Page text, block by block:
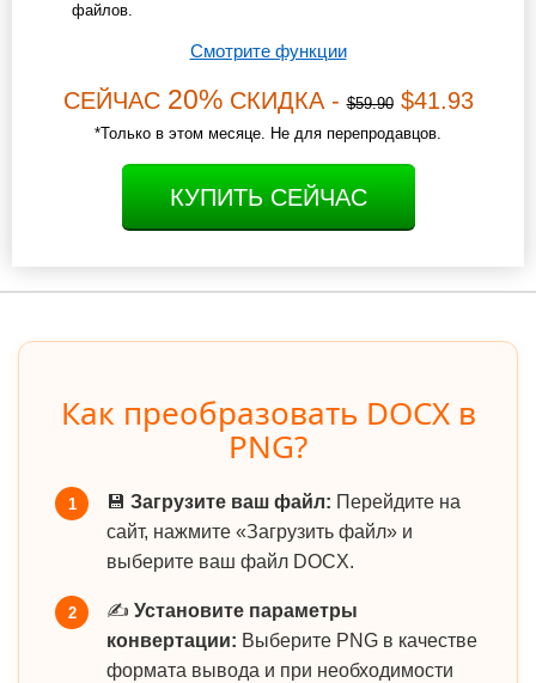
файлов.
Смотрите функции
СЕЙЧАС 20%СКИДКА -$59.90$41.93
*Только в этом месяце. Не для перепродавцов.
КУПИТЬ СЕЙЧАС
Как преобразовать DOCX в
PNG?
1 💾 Загрузите ваш файл: Перейдите на
сайт, нажмите «Загрузить файл» и
выберите ваш файл DOCX.
2 ✍️ Установите параметры
конвертации: Выберите PNG в качестве
формата вывода и при необходимости